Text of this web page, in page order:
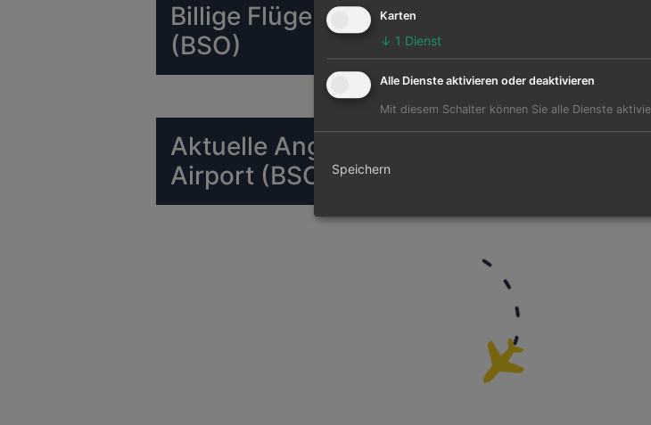
Billige Flüge (Matrix) nach Basco Airport
(BSO)
Aktuelle Angebote für Flüge nach Basco
Airport (BSO)
Karten
↓ 1 Dienst
Alle Dienste aktivieren oder deaktivieren
Mit diesem Schalter können Sie alle Dienste
Speichern